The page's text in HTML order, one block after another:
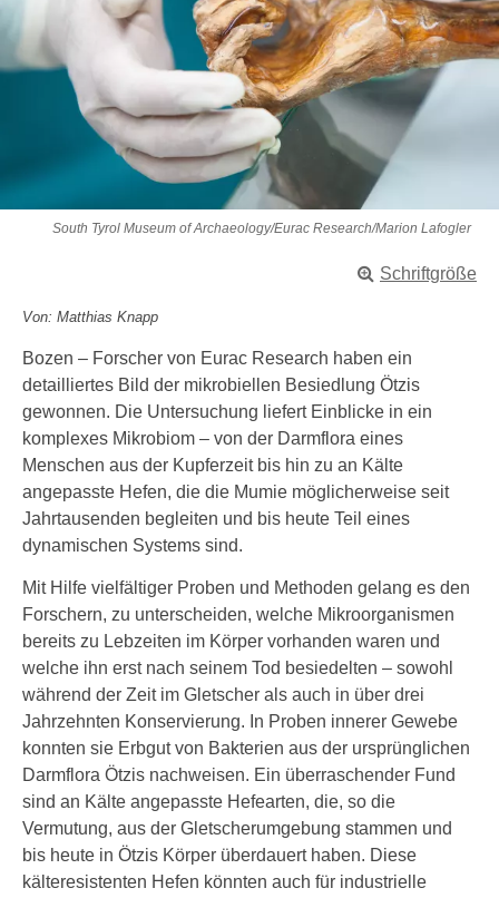
South Tyrol Museum of Archaeology/Eurac Research/Marion Lafogler
Schriftgröße
Von: Matthias Knapp
Bozen – Forscher von Eurac Research haben ein
detailliertes Bild der mikrobiellen Besiedlung Ötzis
gewonnen. Die Untersuchung liefert Einblicke in ein
komplexes Mikrobiom – von der Darmflora eines
Menschen aus der Kupferzeit bis hin zu an Kälte
angepasste Hefen, die die Mumie möglicherweise seit
Jahrtausenden begleiten und bis heute Teil eines
dynamischen Systems sind.
Mit Hilfe vielfältiger Proben und Methoden gelang es den
Forschern, zu unterscheiden, welche Mikroorganismen
bereits zu Lebzeiten im Körper vorhanden waren und
welche ihn erst nach seinem Tod besiedelten – sowohl
während der Zeit im Gletscher als auch in über drei
Jahrzehnten Konservierung. In Proben innerer Gewebe
konnten sie Erbgut von Bakterien aus der ursprünglichen
Darmflora Ötzis nachweisen. Ein überraschender Fund
sind an Kälte angepasste Hefearten, die, so die
Vermutung, aus der Gletscherumgebung stammen und
bis heute in Ötzis Körper überdauert haben. Diese
kälteresistenten Hefen könnten auch für industrielle